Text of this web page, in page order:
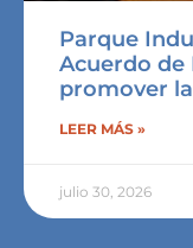
Parque
Acuerdo de
promover
LEER MÁS »
julio 30, 2026